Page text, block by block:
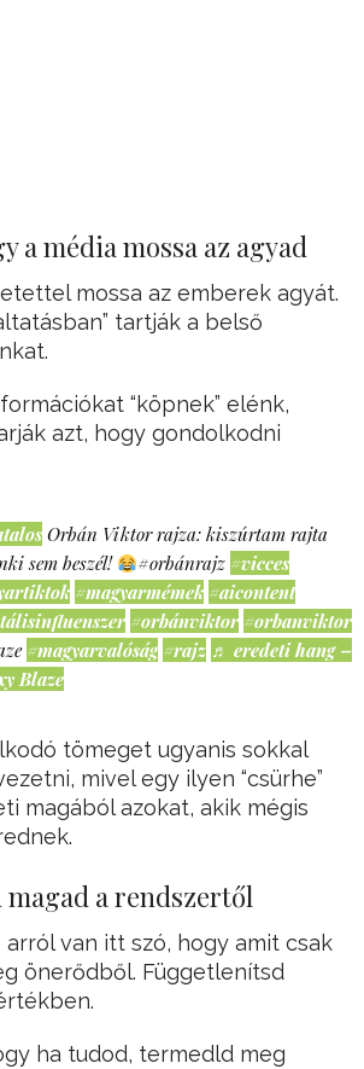
a média mossa az agyad
mossa az emberek agyát.
tartják a belső
“köpnek” elénk,
azt, hogy gondolkodni
Orbán Viktor rajza: kiszúrtam rajta
sem beszél!
#orbánrajz #vicces
#magyarmémek #aicontent
#orbánviktor #orbanviktor
#magyarvalóság #rajz ♬ eredeti hang –
Blaze
tömeget ugyanis sokkal
mivel egy ilyen “csürhe”
magából azokat, akik mégis
a rendszertől
van itt szó, hogy amit csak
önerődből. Függetlenítsd
ha tudod, termedld meg